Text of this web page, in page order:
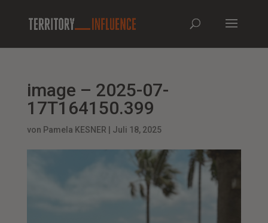
image – 2025-07-
17T164150.399
von Pamela KESNER Juli 18, 2025